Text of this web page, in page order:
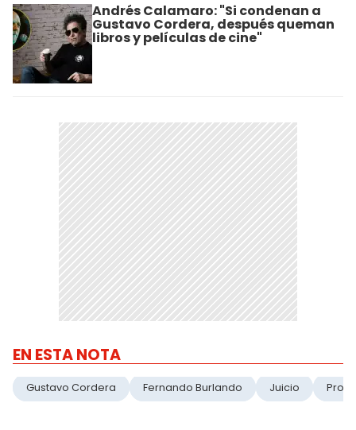
Andrés Calamaro: "Si condenan a
Gustavo Cordera, después queman
libros y películas de cine"
EN ESTA NOTA
Gustavo Cordera Fernando Burlando Juicio